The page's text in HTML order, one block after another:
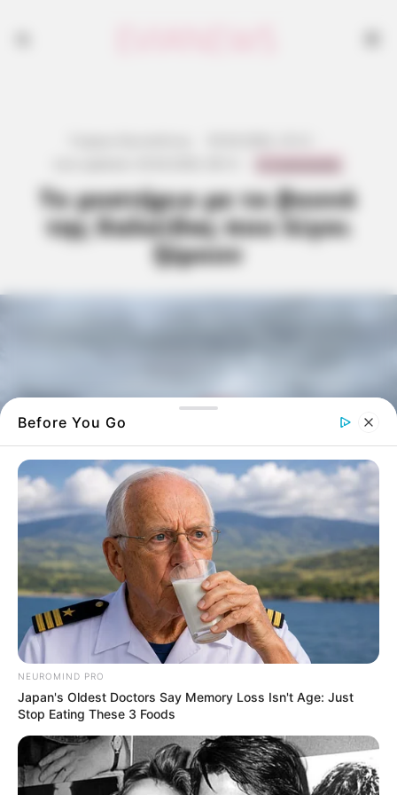
Το μυστήριο με το βουνό
της Χαλκίδας που λίγοι
ξέρουν
Βουνό στη Χαλκίδα
Δίπλα στη Χαλκίδα υπάρχει ένα βουνό που
πολλοί δεν γνωρίζουν μια σημαντική
λεπτομέρεια σχετικά με αυτό
Το μυστικό του βουνού στη Χαλκίδα είναι κάτι
που γνωρίζουν μόνο οι ντόπιοι, και όταν το
βλέπουν στην κορυφή κατανοούν πως έρχεται
Before You Go
NEUROMIND PRO
Japan's Oldest Doctors Say Memory Loss Isn't Age: Just
Stop Eating These 3 Foods